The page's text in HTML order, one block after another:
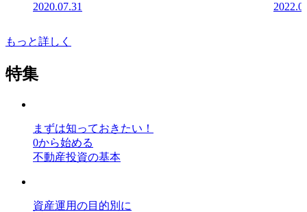
2020.07.31
もっと詳しく
特集
まずは知っておきたい！
0から始める
不動産投資の基本
資産運用の目的別に